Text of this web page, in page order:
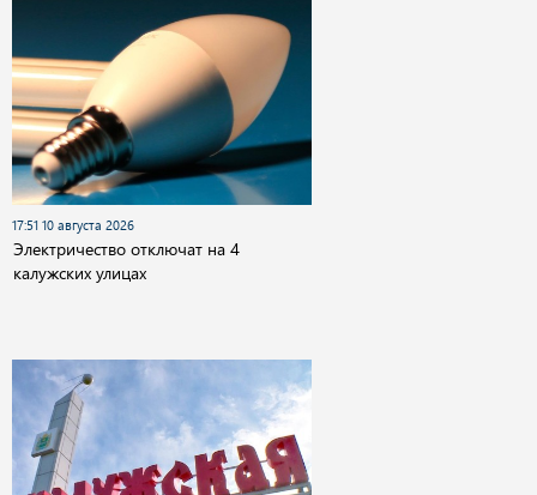
17:51 10 августа 2026
Электричество отключат на 4
калужских улицах